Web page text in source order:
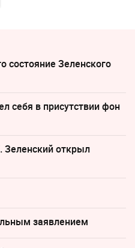
состояние Зеленского
cебя в присутствии фон
Зеленский открыл
заявлением